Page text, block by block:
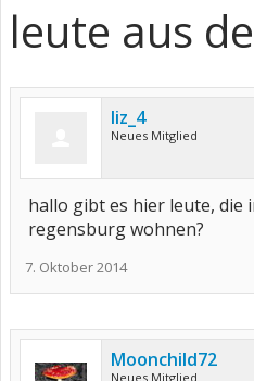
leute aus
liz_4
Neues Mitglied
hallo gibt es hier leute, die
regensburg wohnen?
7. Oktober 2014
Moonchild72
Neues Mitglied